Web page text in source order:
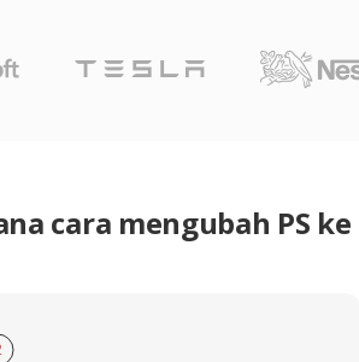
cara mengubah PS ke